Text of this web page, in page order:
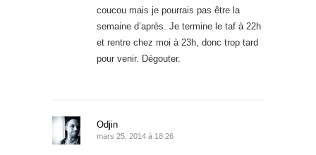
coucou mais je pourrais pas être la
semaine d’après. Je termine le taf à 22h
et rentre chez moi à 23h, donc trop tard
pour venir. Dégouter.
Odjin
mars 25, 2014 à 18:26